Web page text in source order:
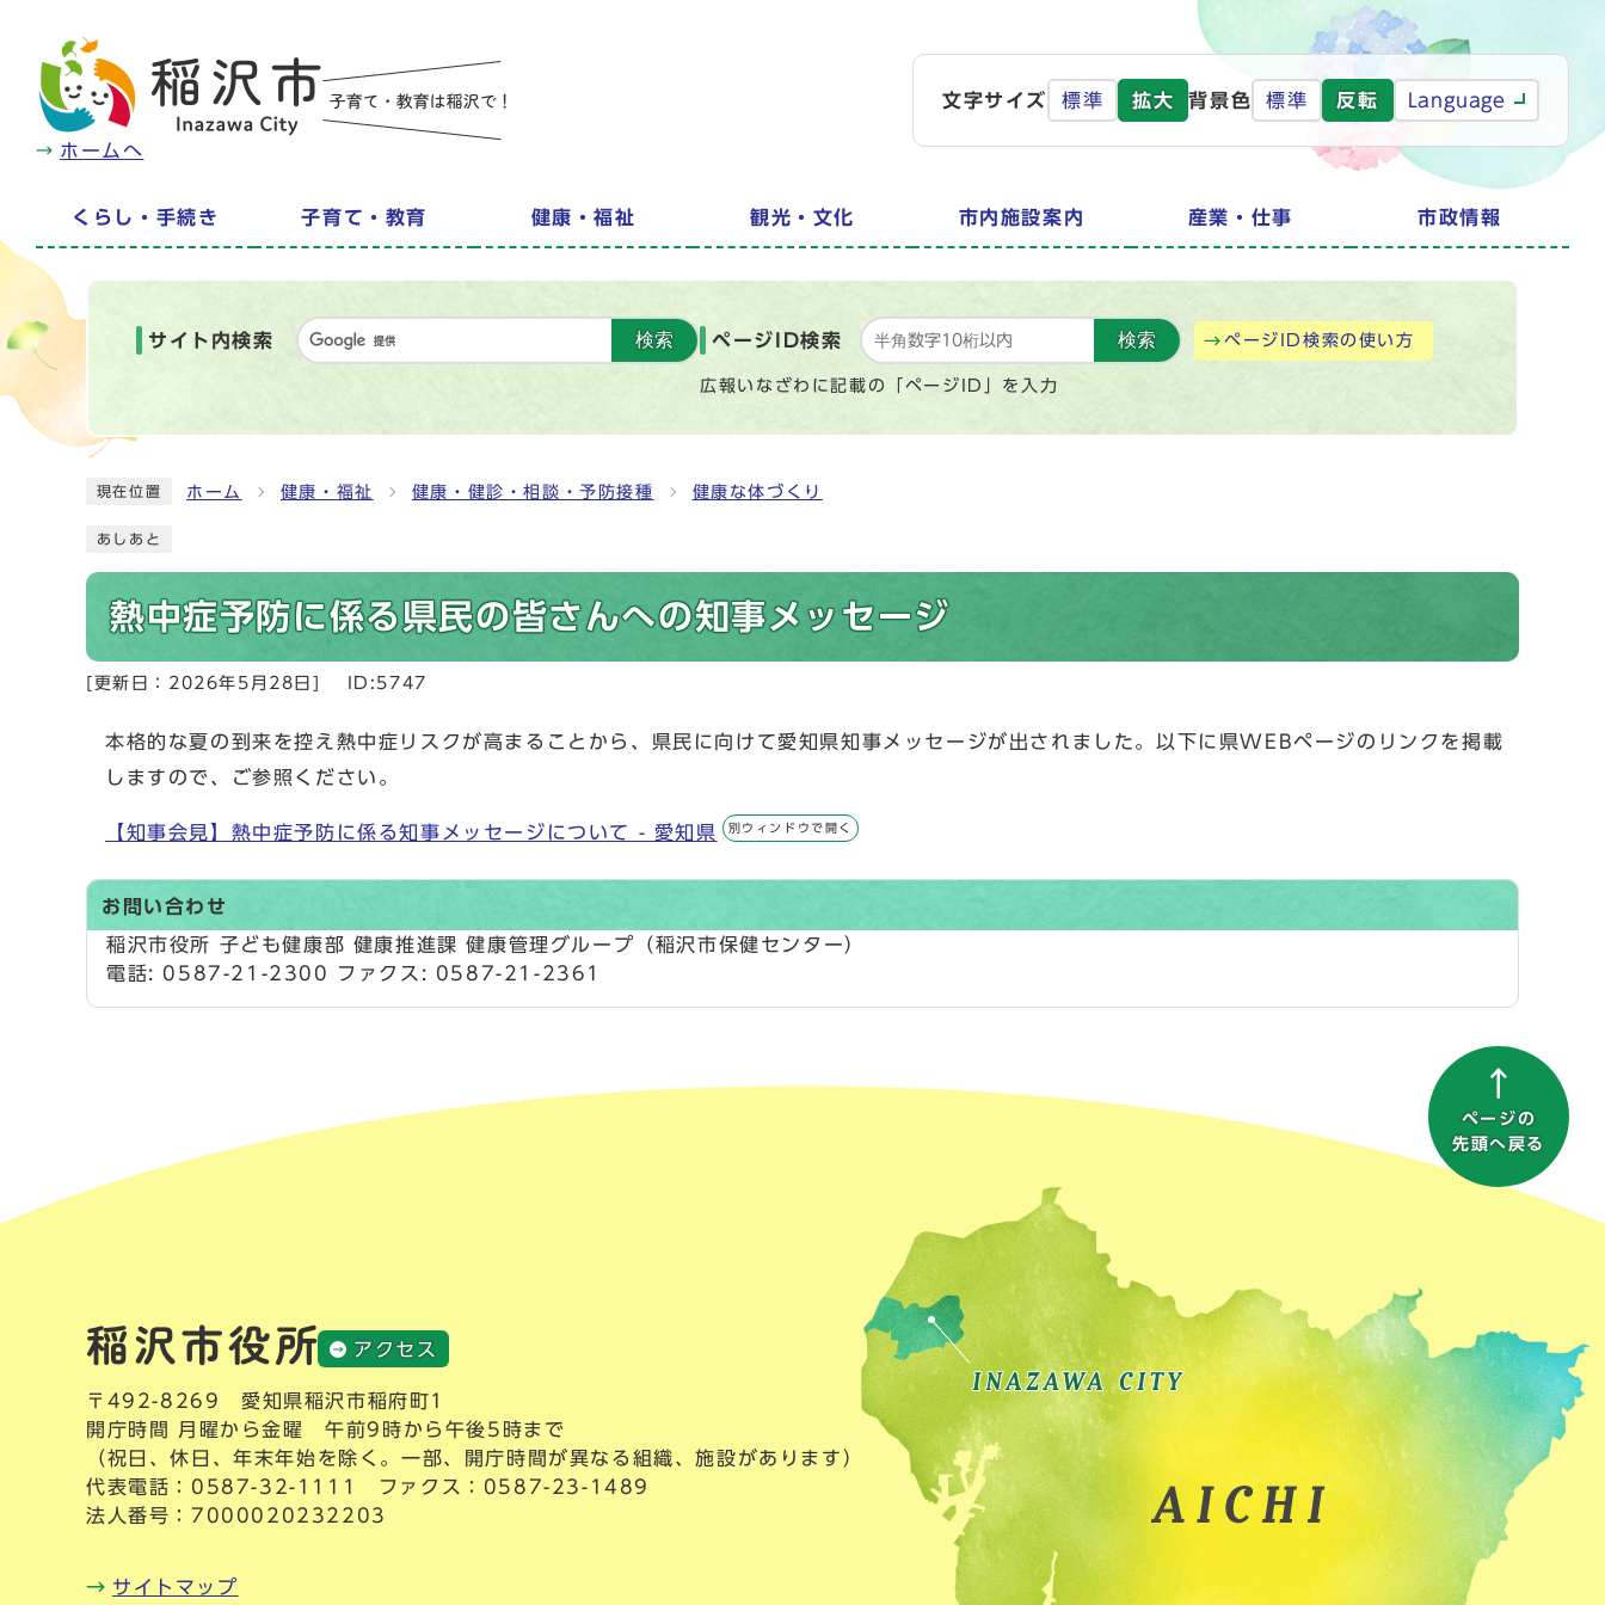
ホームへ
文字サイズ 標準 拡大 背景色 標準 反転 Language
くらし・手続き 子育て・教育 健康・福祉 観光・文化 市内施設案内 産業・仕事 市政情報
サイト内検索 検索 ページID検索
広報いなざわに記載の「ページID」を入力
検索 ページID検索の使い方
現在位置 ホーム 健康・福祉 健康・健診・相談・予防接種 健康な体づくり
あしあと
熱中症予防に係る県民の皆さんへの知事メッセージ
[更新日： 2026年5月28日 ID:5747
本格的な夏の到来を控え熱中症リスクが高まることから、県民に向けて愛知県知事メッセージが出されました。以下に県WEBページのリンクを掲載
しますので、ご参照ください。
【知事会見】熱中症予防に係る知事メッセージについて - 愛知県 別ウィンドウで開く
お問い合わせ
稲沢市役所 子ども健康部 健康推進課 健康管理グループ（稲沢市保健センター）
電話: 0587-21-2300 ファクス: 0587-21-2361
ページの
先頭へ戻る
アクセス
〒492-8269 愛知県稲沢市稲府町1
開庁時間 月曜から金曜 午前9時から午後5時まで
（祝日、休日、年末年始を除く。一部、開庁時間が異なる組織、施設があります）
代表電話： 0587-32-1111
ファクス：0587-23-1489
法人番号：7000020232203
サイトマップ